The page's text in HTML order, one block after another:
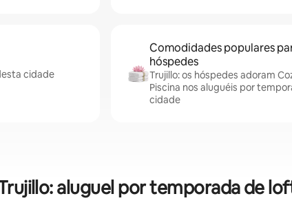
cidade
Comodidades populares
hóspedes
Trujillo: os hóspedes adoram
Piscina nos aluguéis por
cidade
aluguel por temporada de